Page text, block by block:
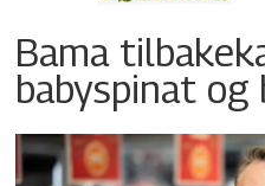
Bama
babyspinat og